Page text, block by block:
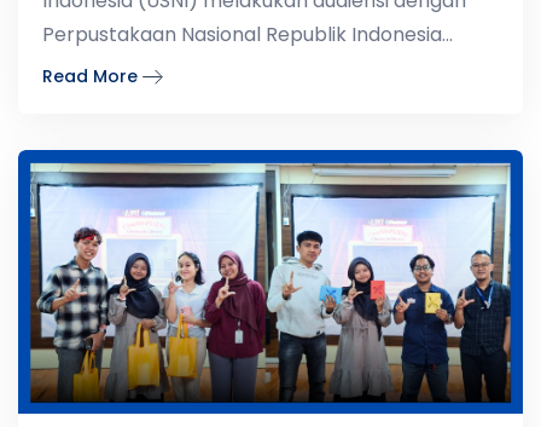
Perpustakaan Nasional Republik Indonesia
(Perpusnas RI) g
Read More